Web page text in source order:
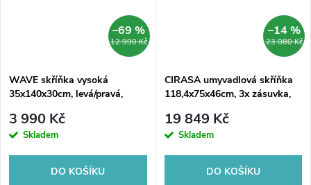
12 990 Kč
–69 %
WAVE skříňka vysoká
35x140x30cm, levá/pravá,
3 990 Kč
Skladem
DO KOŠÍKU
23 080 Kč
–14 %
CIRASA umyvadlová skříňka
118,4x75x46cm, 3x zásuvka,
19 849 Kč
Skladem
DO KOŠÍKU